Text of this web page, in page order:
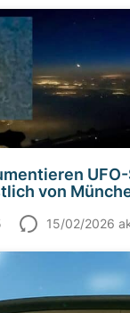
von
15/02/2026